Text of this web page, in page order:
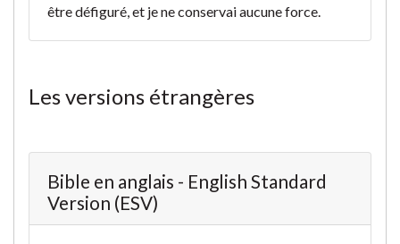
être défiguré, et je ne conservai aucune force.
Les versions étrangères
Bible en anglais - English Standard
Version (ESV)